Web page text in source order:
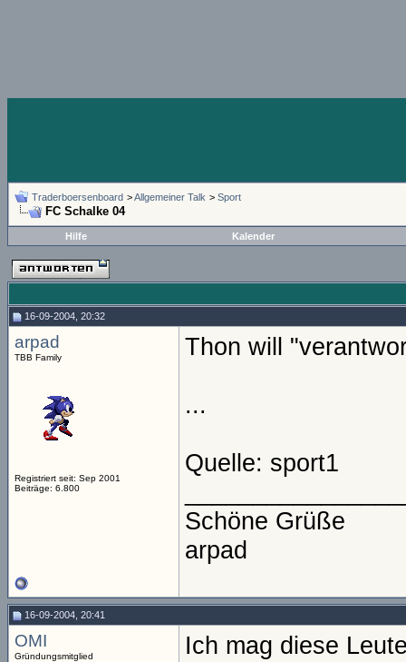
Traderboersenboard >Allgemeiner Talk > Sport
FC Schalke 04
Hilfe Kalender
16-09-2004, 20:32
arpad
TBB Family
Registriert seit: Sep 2001
Beiträge: 6.800
Thon will
...
Quelle: sport1
Schöne Grüße
arpad
16-09-2004, 20:41
OMI
Gründungsmitglied Ich mag diese